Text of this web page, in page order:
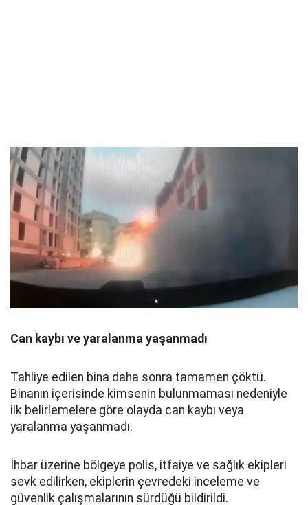
Can kaybı ve yaralanma yaşanmadı
Tahliye edilen bina daha sonra tamamen çöktü.
Binanın içerisinde kimsenin bulunmaması nedeniyle
ilk belirlemelere göre olayda can kaybı veya
yaralanma yaşanmadı.
İhbar üzerine bölgeye polis, itfaiye ve sağlık ekipleri
sevk edilirken, ekiplerin çevredeki inceleme ve
güvenlik çalışmalarının sürdüğü bildirildi.